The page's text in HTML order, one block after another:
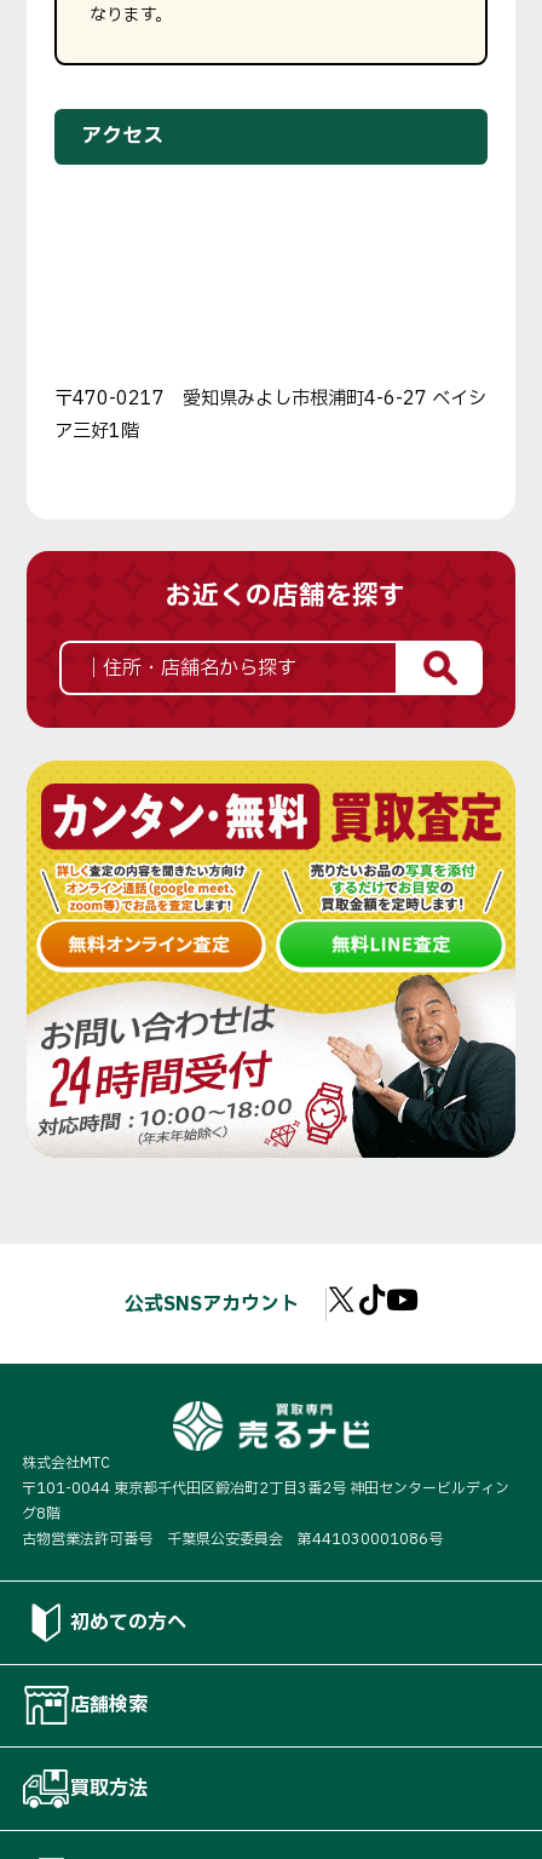
なります。
アクセス
〒470-0217 愛知県みよし市根浦町4-6-27 ベイシ
ア三好1階
お近くの店舗を探す
公式SNSアカウント
株式会社MTC
〒101-0044 東京都千代田区鍛冶町2丁目3番2号 神田センタービルディン
グ8階
古物営業法許可番号 千葉県公安委員会 第441030001086号
初めての方へ
店舗検索
買取方法